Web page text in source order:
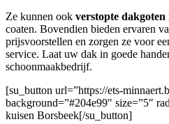
Ze kunnen ook verstopte dakgoten
coaten. Bovendien bieden ervaren
prijsvoorstellen en zorgen ze voor
service. Laat uw dak in goede
schoonmaakbedrijf.
[su_button url=”https://ets-
background=”#204e99″ size=”5″
kuisen Borsbeek[/su_button]